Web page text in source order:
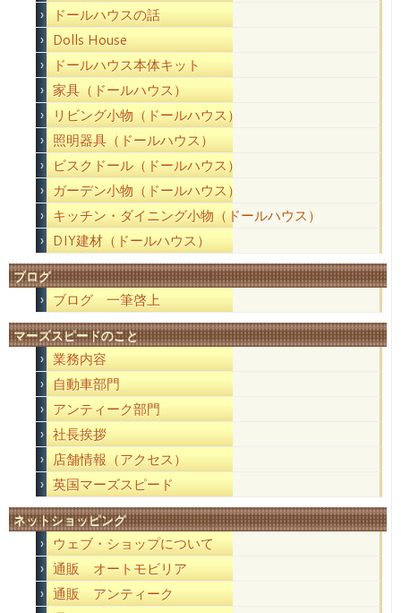
ドールハウスの話
Dolls House
ドールハウス本体キット
家具（ドールハウス）
リビング小物（ドールハウス）
照明器具（ドールハウス）
ビスクドール（ドールハウス）
ガーデン小物（ドールハウス）
キッチン・ダイニング小物（ドールハウス）
DIY建材（ドールハウス）
ブログ
ブログ 一筆啓上
マーズスピードのこと
業務内容
自動車部門
アンティーク部門
社長挨拶
店舗情報（アクセス）
英国マーズスピード
ネットショッピング
ウェブ・ショップについて
通販 オートモビリア
通販 アンティーク